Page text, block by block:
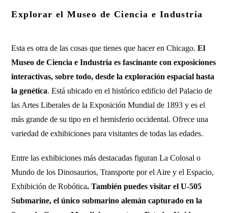
Explorar el Museo de Ciencia e Industria
Esta es otra de las cosas que tienes que hacer en Chicago.El
Museo de Ciencia e Industria es fascinante con exposiciones
interactivas, sobre todo, desde la exploración espacial hasta
la genética. Está ubicado en el histórico edificio del Palacio de
las Artes Liberales de la Exposición Mundial de 1893 y es el
más grande de su tipo en el hemisferio occidental. Ofrece una
variedad de exhibiciones para visitantes de todas las edades.
Entre las exhibiciones más destacadas figuran La Colosal o
Mundo de los Dinosaurios, Transporte por el Aire y el Espacio,
Exhibición de Robótica. También puedes visitar el U-505
Submarine, el único submarino alemán capturado en la